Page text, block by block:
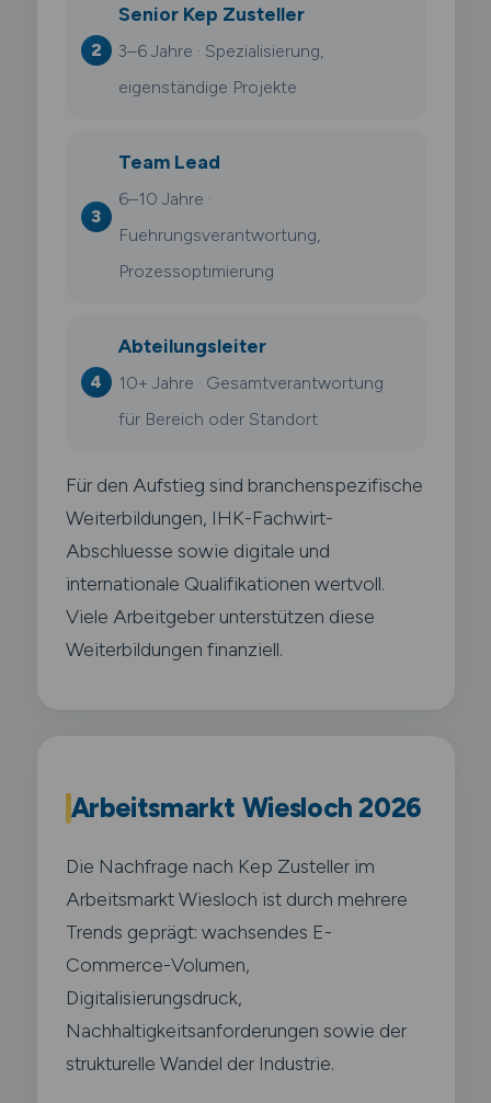
Senior Kep Zusteller
3–6 Jahre · Spezialisierung,
eigenständige Projekte
Team Lead
6–10 Jahre ·
Fuehrungsverantwortung,
Prozessoptimierung
Abteilungsleiter
10+ Jahre · Gesamtverantwortung
für Bereich oder Standort
Für den Aufstieg sind branchenspezifische
Weiterbildungen, IHK-Fachwirt-
Abschluesse sowie digitale und
internationale Qualifikationen wertvoll.
Viele Arbeitgeber unterstützen diese
Weiterbildungen finanziell.
Arbeitsmarkt Wiesloch 2026
Die Nachfrage nach Kep Zusteller im
Arbeitsmarkt Wiesloch ist durch mehrere
Trends geprägt: wachsendes E-
Commerce-Volumen,
Digitalisierungsdruck,
Nachhaltigkeitsanforderungen sowie der
strukturelle Wandel der Industrie.